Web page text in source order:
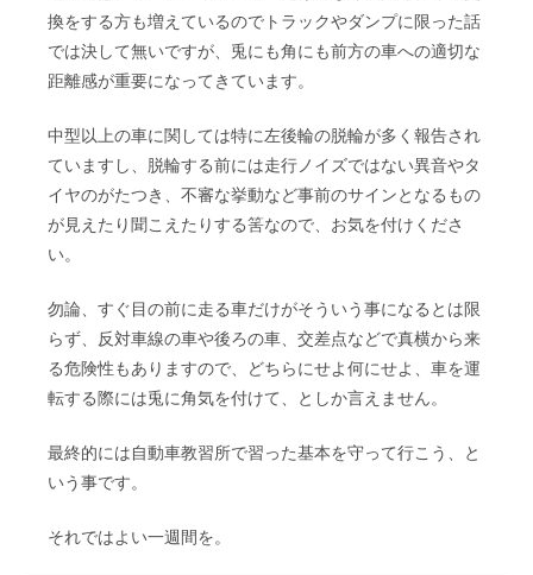
換をする方も増えているのでトラックやダンプに限った話
では決して無いですが、兎にも角にも前方の車への適切な
距離感が重要になってきています。
中型以上の車に関しては特に左後輪の脱輪が多く報告され
ていますし、脱輪する前には走行ノイズではない異音やタ
イヤのがたつき、不審な挙動など事前のサインとなるもの
が見えたり聞こえたりする筈なので、お気を付けくださ
い。
勿論、すぐ目の前に走る車だけがそういう事になるとは限
らず、反対車線の車や後ろの車、交差点などで真横から来
る危険性もありますので、どちらにせよ何にせよ、車を運
転する際には兎に角気を付けて、としか言えません。
最終的には自動車教習所で習った基本を守って行こう、と
いう事です。
それではよい一週間を。